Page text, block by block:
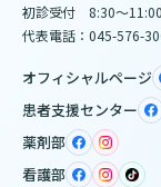
初診受付 8:30～11:00
代表電話：045-576-
オフィシャルページ
患者支援センター
薬剤部
看護部